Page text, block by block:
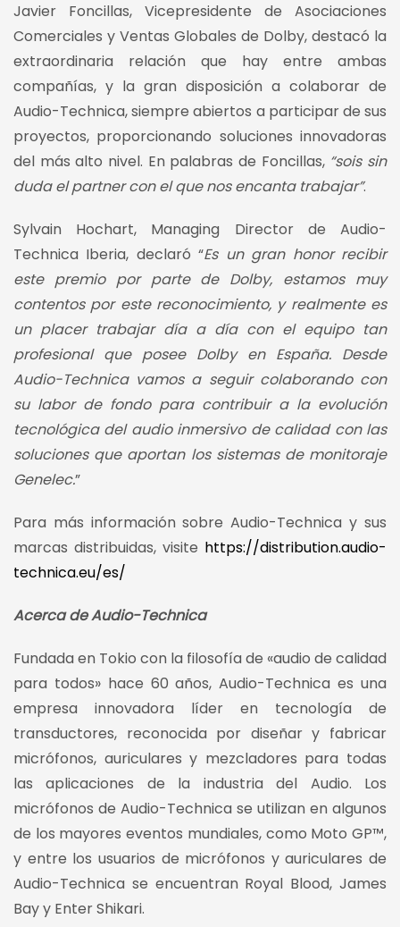
Javier Foncillas, Vicepresidente de Asociaciones
Comerciales y Ventas Globales de Dolby, destacó la
extraordinaria relación que hay entre ambas
compañías, y la gran disposición a colaborar de
Audio-Technica, siempre abiertos a participar de sus
proyectos, proporcionando soluciones innovadoras
del más alto nivel. En palabras de Foncillas, “sois sin
duda el partner con el que nos encanta trabajar”.
Sylvain Hochart, Managing Director de Audio-
Technica Iberia, declaró “Es un gran honor recibir
este premio por parte de Dolby, estamos muy
contentos por este reconocimiento, y realmente es
un placer trabajar día a día con el equipo tan
profesional que posee Dolby en España. Desde
Audio-Technica vamos a seguir colaborando con
su labor de fondo para contribuir a la evolución
tecnológica del audio inmersivo de calidad con las
soluciones que aportan los sistemas de monitoraje
Genelec.”
Para más información sobre Audio-Technica y sus
marcas distribuidas, visite https://distribution.audio-
technica.eu/es/
Acerca de Audio-Technica
Fundada en Tokio con la filosofía de «audio de calidad
para todos» hace 60 años, Audio-Technica es una
empresa innovadora líder en tecnología de
transductores, reconocida por diseñar y fabricar
micrófonos, auriculares y mezcladores para todas
las aplicaciones de la industria del Audio. Los
micrófonos de Audio-Technica se utilizan en algunos
de los mayores eventos mundiales, como Moto GP™,
y entre los usuarios de micrófonos y auriculares de
Audio-Technica se encuentran Royal Blood, James
Bay y Enter Shikari.